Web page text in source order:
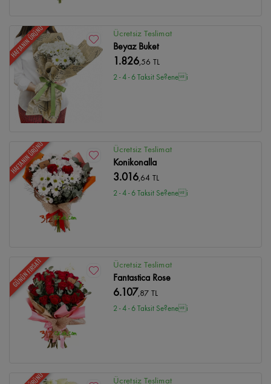
HAFTANIN ÜRÜNÜ Ücretsiz Teslimat
Beyaz Buket
1.826,56 TL
2 - 4 - 6 Taksit Se?enei
HAFTANIN ÜRÜNÜ Ücretsiz Teslimat
Konikonalla
3.016,64 TL
2 - 4 - 6 Taksit Se?enei
GÜNÜN FIRSATI Ücretsiz Teslimat
Fantastica Rose
6.107,87 TL
2 - 4 - 6 Taksit Se?enei
Ücretsiz Teslimat